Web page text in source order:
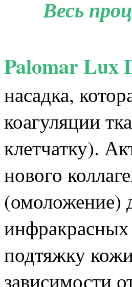
Весь
Palomar Lux
насадка,
коагуляции
клетчатку).
нового
(омоложение)
инфракрасных
подтяжку
зависимости